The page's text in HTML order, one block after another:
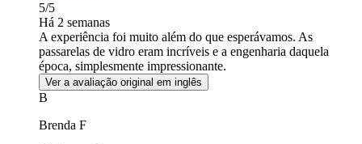
5/5
Há 2 semanas
A experiência foi muito além do que esperávamos. As
passarelas de vidro eram incríveis e a engenharia daquela
época, simplesmente impressionante.
Ver a avaliação original em inglês
B
Brenda F